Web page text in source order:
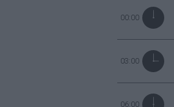
00:00
03:00
06:00